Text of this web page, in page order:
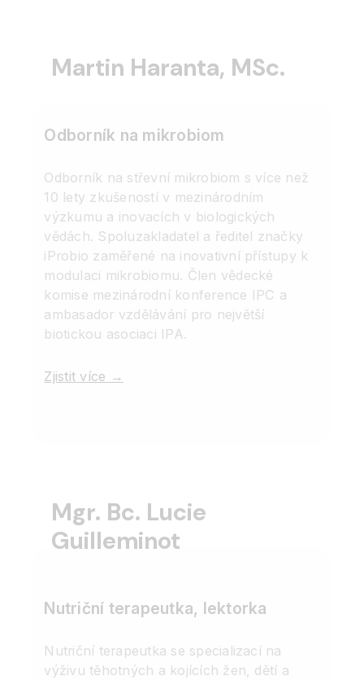
Martin Haranta, MSc.
Odborník na mikrobiom
Odborník na střevní mikrobiom s více než
10 lety zkušeností v mezinárodním
výzkumu a inovacích v biologických
vědách. Spoluzakladatel a ředitel značky
iProbio zaměřené na inovativní přístupy k
modulaci mikrobiomu. Člen vědecké
komise mezinárodní konference IPC a
ambasador vzdělávání pro největší
biotickou asociaci IPA.
Zjistit více →
Mgr. Bc. Lucie
Guilleminot
Nutriční terapeutka, lektorka
Nutriční terapeutka se specializací na
výživu těhotných a kojících žen, dětí a